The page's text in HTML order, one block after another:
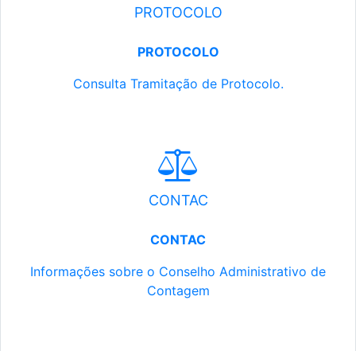
PROTOCOLO
PROTOCOLO
Consulta Tramitação de Protocolo.
CONTAC
CONTAC
Informações sobre o Conselho Administrativo de
Contagem